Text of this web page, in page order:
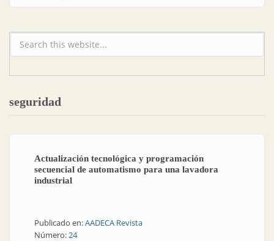
Formulario de búsqueda
seguridad
Actualización tecnológica y programación
secuencial de automatismo para una lavadora
industrial
Publicado en:AADECA Revista
Número:24